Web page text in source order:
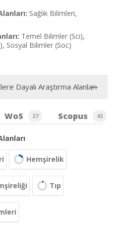
Sağlık Bilimleri,
Temel Bilimler (Sci),
Sosyal Bilimler (Soc)
Dayalı Araştırma Alanları
WoS 27 Scopus 42
Hemşirelik
Tıp